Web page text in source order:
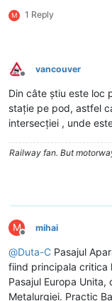
M 1 Reply
Deconectat
vancouver
Din câte știu este loc
stație pe pod, astfel
intersecției , unde
Railway fan. But
M
Deconectat
mihai
@Duta-C Pasajul
fiind principala critica
Pasajul Europa
Metalurgiei. Practic